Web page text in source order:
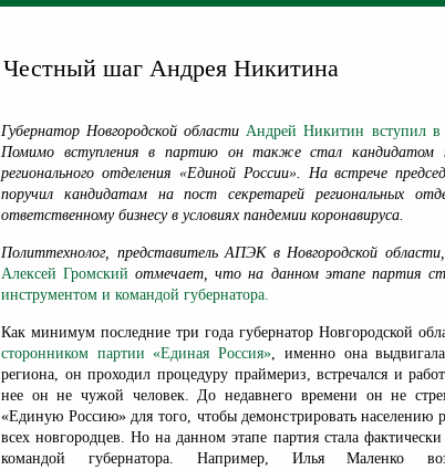
Честный шаг Андрея Никитина
Губернатор Новгородской областиАндрей Никитин вступил в
Помимо вступления в партию он также стал кандидатом
регионального отделения «Единой России». На встрече
поручил кандидатам на пост секретарей региональных
ответственному бизнесу в условиях пандемии коронавируса.
Политтехнолог, представитель АПЭК в Новгородской
Алексей Громскийотмечает, что на данном этапе партия
инструментом и командой губернатора.
Как минимум последние три года губернатор Новгородской
сторонником партии «Единая Россия», именно она
региона, он проходил процедуру праймериз, встречался и
нее он не чужой человек. До недавнего времени он не
«Единую Россию» для того, чтобы демонстрировать населению
всех новгородцев. Но на данном этапе партия стала
командой губернатора. Например, Илья Маленко